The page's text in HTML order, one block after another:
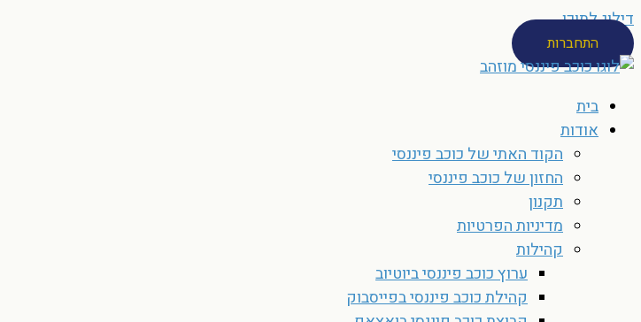
דילוג לתוכן
התחברות
בית
אודות
הקוד האתי של כוכב פיננסי
החזון של כוכב פיננסי
תקנון
מדיניות הפרטיות
קהילות
ערוץ כוכב פיננסי ביוטיוב
קהילת כוכב פיננסי בפייסבוק